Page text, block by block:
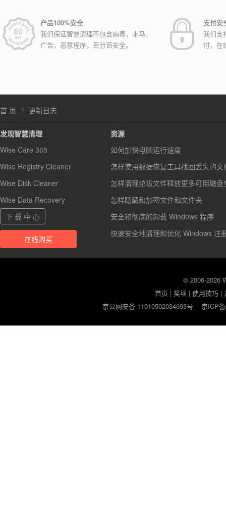
产品100%安全
我们保证智慧清理不包含病毒，木马，
广告，恶意程序，百分百安全。
支付安
我们支
付，在
首 页 更新日志
发现智慧清理
Wise Care 365
Wise Registry Cleaner
Wise Disk Cleaner
Wise Data Recovery
下 载 中 心
在线购买
资源
如何加快电脑运行速度
怎样使用数据恢复工具找回丢失的文
怎样清理垃圾文件释放更多可用磁盘
怎样隐藏和加密文件和文件夹
安全和彻底的卸载 Windows 程序
快速安全地清理和优化 Windows 注
© 2006-2026
首页 |奖项 |使用技巧 |
京公网安备 11010502034693号
京ICP